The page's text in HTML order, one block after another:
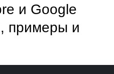
и Google
примеры и